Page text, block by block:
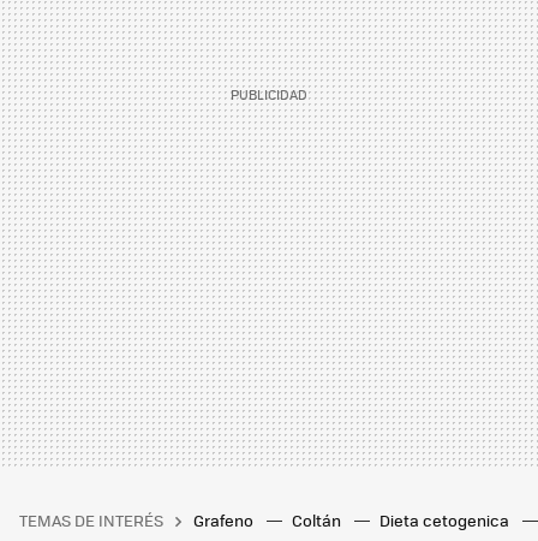
TEMAS DE INTERÉS Grafeno Coltán Dieta cetogenica